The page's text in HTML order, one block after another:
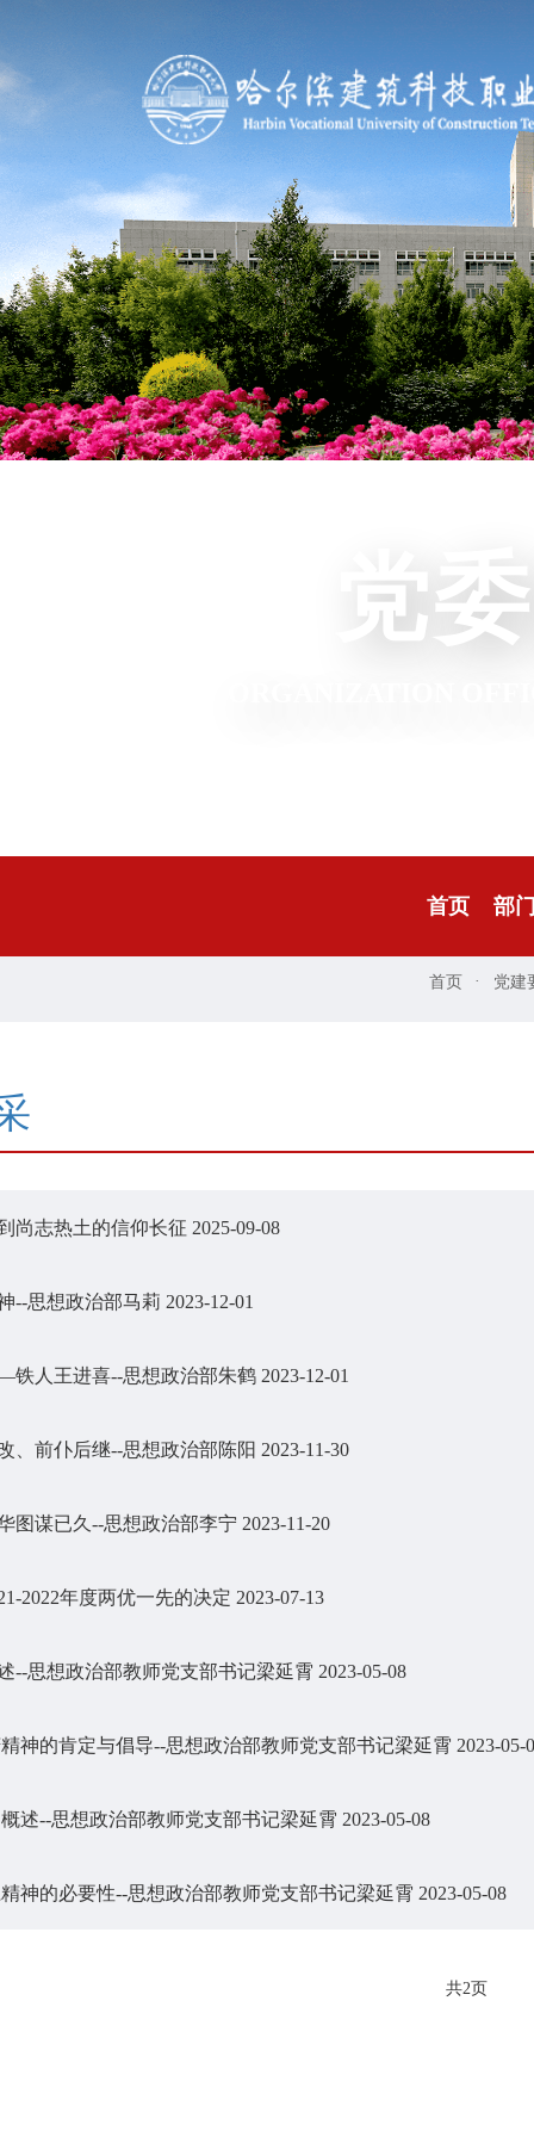
党
首页 · 党建
首页 部
尚志热土的信仰长征 2025-09-08
--思想政治部马莉 2023-12-01
铁人王进喜--思想政治部朱鹤 2023-12-01
、前仆后继--思想政治部陈阳 2023-11-30
图谋已久--思想政治部李宁 2023-11-20
2022年度两优一先的决定 2023-07-13
--思想政治部教师党支部书记梁延霄 2023-05-08
神的肯定与倡导--思想政治部教师党支部书记梁延霄 2023-05-
述--思想政治部教师党支部书记梁延霄 2023-05-08
神的必要性--思想政治部教师党支部书记梁延霄 2023-05-08
共2页